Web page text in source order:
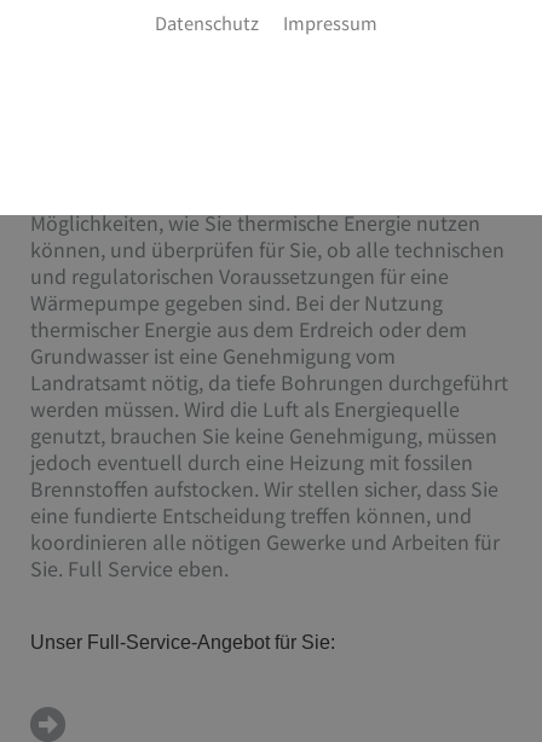
Ihnen fehlt eine nachhaltige Form der Heizung für
maximales Wohnglück? Sie sind sich nicht sicher, ob
Möglichkeiten, wie Sie thermische Energie nutzen
können, und überprüfen für Sie, ob alle technischen
und regulatorischen Voraussetzungen für eine
Wärmepumpe gegeben sind. Bei der Nutzung
thermischer Energie aus dem Erdreich oder dem
Grundwasser ist eine Genehmigung vom
Landratsamt nötig, da tiefe Bohrungen durchgeführt
werden müssen. Wird die Luft als Energiequelle
genutzt, brauchen Sie keine Genehmigung, müssen
jedoch eventuell durch eine Heizung mit fossilen
Brennstoffen aufstocken. Wir stellen sicher, dass Sie
eine fundierte Entscheidung treffen können, und
koordinieren alle nötigen Gewerke und Arbeiten für
Sie. Full Service eben.
Unser Full-Service-Angebot für Sie:
Datenschutz Impressum